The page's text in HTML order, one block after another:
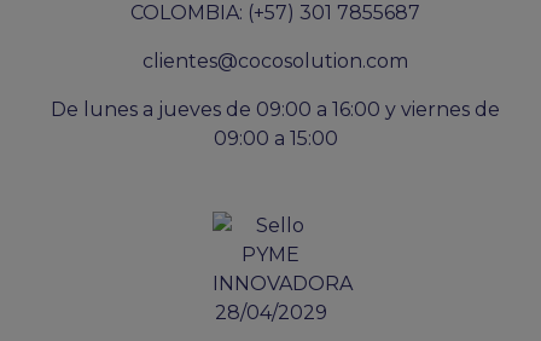
COLOMBIA: (+57) 301 7855687
clientes@cocosolution.com
De lunes a jueves de 09:00 a 16:00 y viernes de
09:00 a 15:00